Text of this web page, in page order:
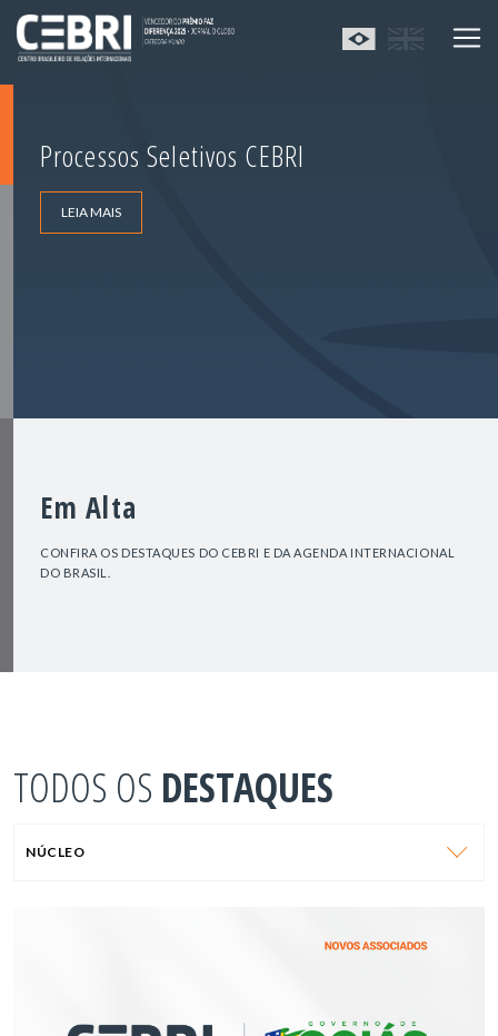
Processos Seletivos CEBRI
LEIA MAIS
Em Alta
CONFIRA OS DESTAQUES DO CEBRI E DA AGENDA INTERNACIONAL
DO BRASIL.
TODOS OS DESTAQUES
NÚCLEO